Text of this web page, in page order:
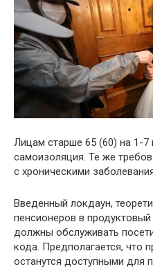
Лицам старше 65 (60) на 1-
самоизоляция. Те же
с хроническими
Введенный локдаун,
пенсионеров в
должны обслуживать
кода. Предполагается, что
останутся доступными для